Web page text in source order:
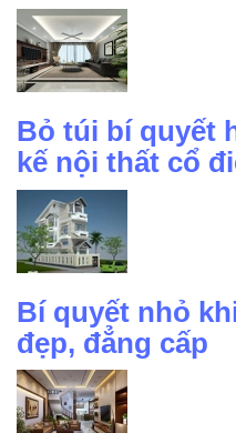
Bỏ túi bí quyết
kế nội thất cổ
Bí quyết nhỏ
đẹp, đẳng cấp